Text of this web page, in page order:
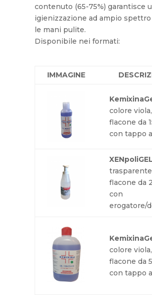
contenuto (65-75%) garantisce
igienizzazione ad ampio spettro
le mani pulite.
Disponibile nei formati:
IMMAGINE
colore
flacone da
con tappo
XENpoliGEL
flacone da
con
erogatore/
colore
flacone da
con tappo